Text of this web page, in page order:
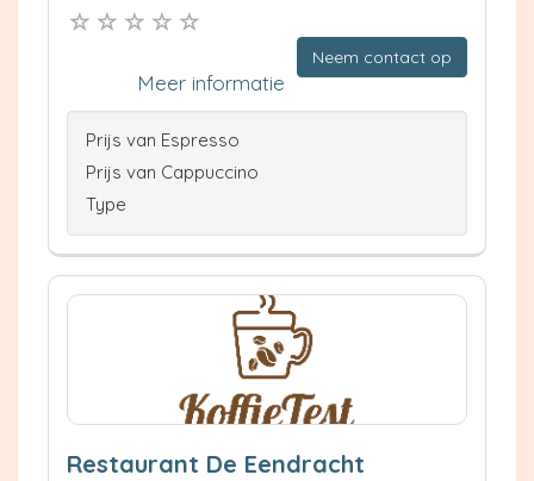
Neem contact op
Meer informatie
Prijs van Espresso
Prijs van Cappuccino
Type
Restaurant De Eendracht